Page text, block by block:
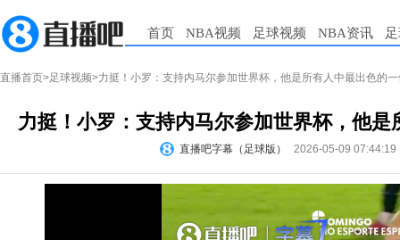
首页 NBA视频 足球视频 NBA资讯
直播首页>足球视频>力挺！小罗：支持内马尔参加世界杯，他是所有人中最出色的
力挺！小罗：支持内马尔参加世界杯，他
直播吧字幕（足球版） 2026-05-09 07:44:19